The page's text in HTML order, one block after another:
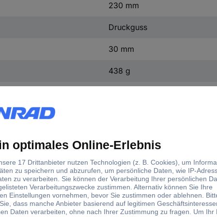
230 mm
Druckguss
30 mm
438 g
150.9580 Nietzange 230 mm 1 St.